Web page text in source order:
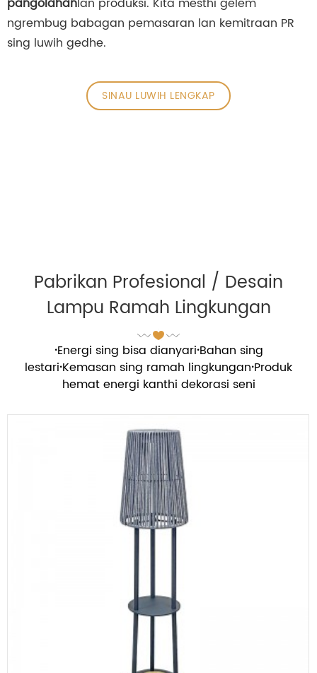
ngrembug babagan pemasaran lan kemitraan PR
sing luwih gedhe.
SINAU LUWIH LENGKAP
Pabrikan Profesional / Desain
Lampu Ramah Lingkungan
·Energi sing bisa dianyari·Bahan sing
lestari·Kemasan sing ramah lingkungan·Produk
hemat energi kanthi dekorasi seni